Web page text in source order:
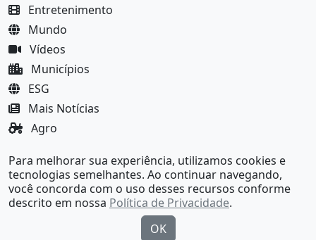
Entretenimento
Mundo
Vídeos
Municípios
ESG
Mais Notícias
Agro
MundoBA Black
Para melhorar sua experiência, utilizamos cookies e
tecnologias semelhantes. Ao continuar navegando,
você concorda com o uso desses recursos conforme
descrito em nossa Política de Privacidade.
OK